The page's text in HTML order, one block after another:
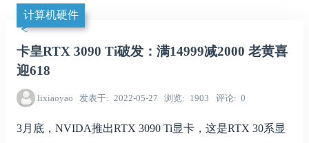
计算机硬件
卡皇RTX 3090 Ti破发：满14999减2000 老黄喜
迎618
lixiaoyao 发表于 2022-05-27 浏览 1903 评论 0
3月底，NVIDA推出RTX 3090 Ti显卡，这是RTX 30系显